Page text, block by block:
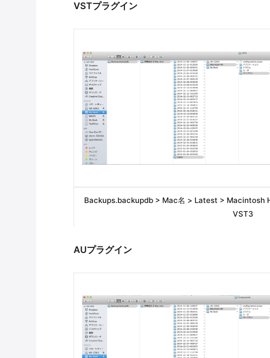
VSTプラグイン
Backups.backupdb > Mac名 > Latest > Macintosh
VST3
AUプラグイン